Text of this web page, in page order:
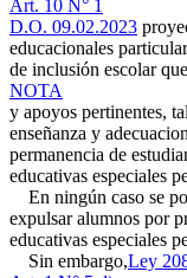
Art. 10 N° 1
D.O. 09.02.2023
educacionales
de inclusión escolar
NOTA
y apoyos pertinentes,
enseñanza y
permanencia de
educativas especiales
En ningún caso se
expulsar alumnos por
educativas especiales
Sin embargo,Ley